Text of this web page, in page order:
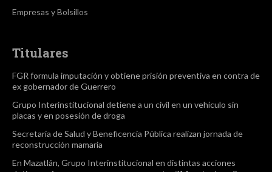
Empresas y Bolsillos
Titulares
FGR formula imputación y obtiene prisión preventiva en contra de
ex gobernador de Guerrero
Grupo Interinstitucional detiene a un civil en un vehículo sin
placas y en posesión de droga
Secretaría de Salud y Beneficencia Pública realizan jornada de
reconstrucción mamaria
En Mazatlán, Grupo Interinstitucional en distintas acciones